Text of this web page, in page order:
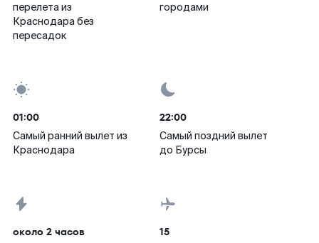
перелета из
Краснодара без
пересадок
городами
01:00
Самый ранний вылет из
Краснодара
22:00
Самый поздний вылет
до Бурсы
около 2 часов 15